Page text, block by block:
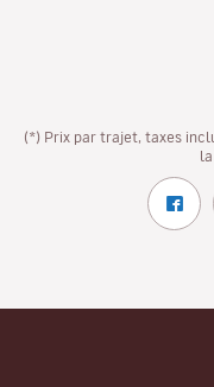
(*) Prix par trajet, taxes
la